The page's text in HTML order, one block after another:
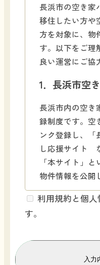
長浜市の空き家
移住したい方や
方を対象に、物
す。以下をご理
良い運営にご協
1．長浜市空
長浜市内の空き
録制度です。空
ンク登録し、
し応援サイト
「本サイト」
物件情報を公開
空き家物件情報
行っています。
利用規約と個
す。